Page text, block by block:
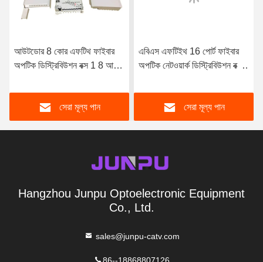
আউটডোর 8 কোর এফটিথ ফাইবার
অপটিক ডিস্ট্রিবিউশন বক্স 1 8 আউট
সেরা মূল্য পান
এবিএস এফটিইথ 16 পোর্ট ফাইবার
অপটিক নেটওয়ার্ক ডিস্ট্রিবিউশন বক্স
আউটডোর
সেরা মূল্য পান
Hangzhou Junpu Optoelectronic Equipment
Co., Ltd.
sales@junpu-catv.com